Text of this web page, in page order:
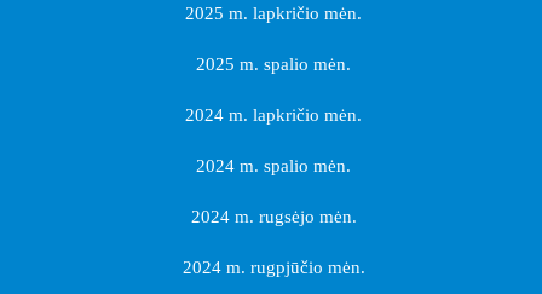
2025 m. lapkričio mėn.
2025 m. spalio mėn.
2024 m. lapkričio mėn.
2024 m. spalio mėn.
2024 m. rugsėjo mėn.
2024 m. rugpjūčio mėn.